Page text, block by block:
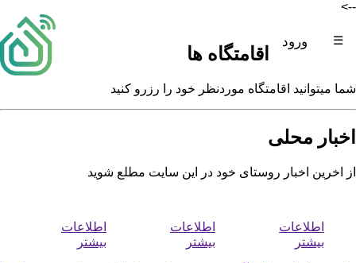
-->
ورود ☰
اقامتگاه ها
شما میتوانید اقامتگاه موردنظر خود را رزرو کنید
اخبار محلی
از اخرین اخبار روستای خود در این سایت مطلع شوید
اطلاعات
بیشتر
اطلاعات
بیشتر
اطلاعات
بیشتر